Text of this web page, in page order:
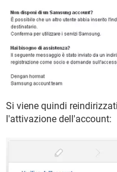
Si viene quindi
l'attivazione dell'account: